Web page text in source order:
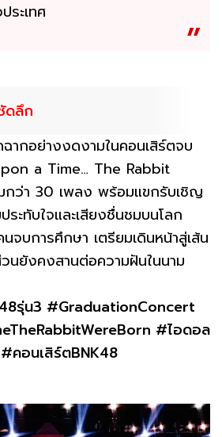
ระเทศ
ดลึก
ากอย่างงดงามในคอนเสิร์ตจบ
a Time… The Rabbit
กว่า 30 เพลง พร้อมแขกรับเชิญ
ะทับใจและเสียงชื่นชมบนโลก
จบการศึกษา เตรียมเดินหน้าสู่เส้น
นยังคงสานต่อความฝันในนาม
รุ่น3 #GraduationConcert
#ไอดอล
คอนเสิร์ตBNK48